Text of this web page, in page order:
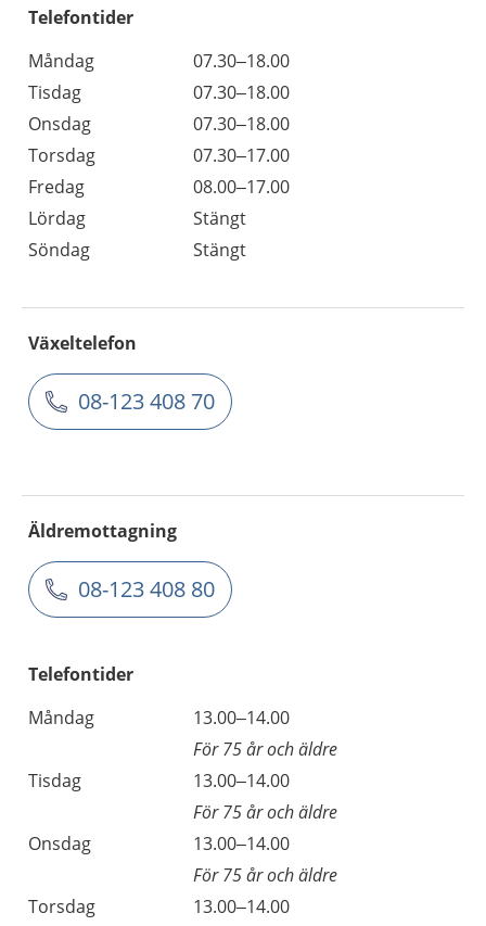
Telefontider
Måndag
07.30–18.00
Tisdag
07.30–18.00
Onsdag
07.30–18.00
Torsdag
07.30–17.00
Fredag
08.00–17.00
Lördag
Stängt
Söndag
Stängt
Växeltelefon
08-123 408 70
Äldremottagning
08-123 408 80
Telefontider
Måndag
13.00–14.00
För 75 år och äldre
Tisdag
13.00–14.00
För 75 år och äldre
Onsdag
13.00–14.00
För 75 år och äldre
Torsdag
13.00–14.00